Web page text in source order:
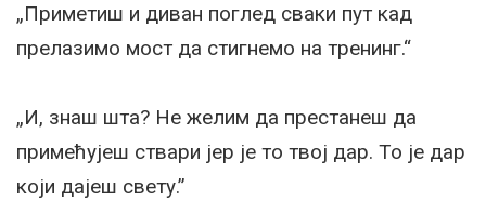
„Приметиш и диван поглед сваки пут кад
прелазимо мост да стигнемо на тренинг.“
„И, знаш шта? Не желим да престанеш да
примећујеш ствари јер је то твој дар. То је дар
који дајеш свету.”